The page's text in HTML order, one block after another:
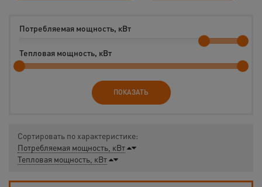
Потребляемая мощность, кВт
Тепловая мощность, кВт
ПОКАЗАТЬ
Сортировать по характеристике:
Потребляемая мощность, кВт
Тепловая мощность, кВт